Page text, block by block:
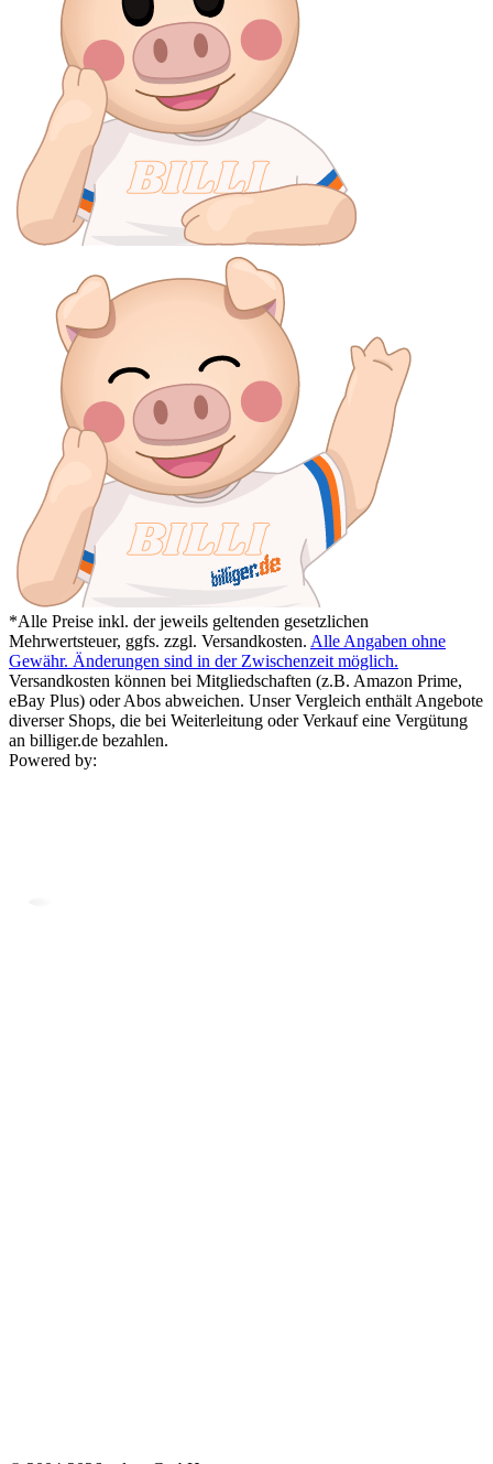
*Alle Preise inkl. der jeweils geltenden gesetzlichen
Mehrwertsteuer, ggfs. zzgl. Versandkosten. Alle Angaben ohne
Gewähr. Änderungen sind in der Zwischenzeit möglich.
Versandkosten können bei Mitgliedschaften (z.B. Amazon Prime,
eBay Plus) oder Abos abweichen. Unser Vergleich enthält Angebote
diverser Shops, die bei Weiterleitung oder Verkauf eine Vergütung
an billiger.de bezahlen.
Powered by: